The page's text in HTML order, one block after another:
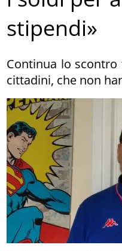
stipendi»
Continua lo
cittadini, che non